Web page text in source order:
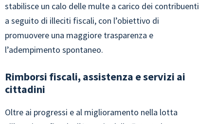
stabilisce un calo delle multe a carico dei contribuenti
a seguito di illeciti fiscali, con l’obiettivo di
promuovere una maggiore trasparenza e
l’adempimento spontaneo.
Rimborsi fiscali, assistenza e servizi ai
cittadini
Oltre ai progressi e al miglioramento nella lotta